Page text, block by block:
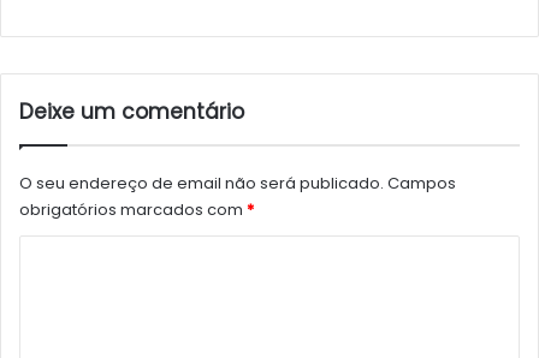
Deixe um comentário
O seu endereço de email não será publicado. Campos
obrigatórios marcados com *